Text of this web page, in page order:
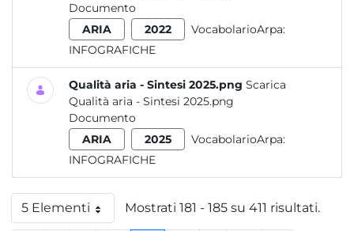
Documento
ARIA
2022
VocabolarioArpa:
INFOGRAFICHE
Qualità aria - Sintesi 2025.png Scarica
Qualità aria - Sintesi 2025.png
Documento
ARIA
2025
VocabolarioArpa:
INFOGRAFICHE
5 ElementiPer paginaMostrati 181 - 185 su 411 risultati.